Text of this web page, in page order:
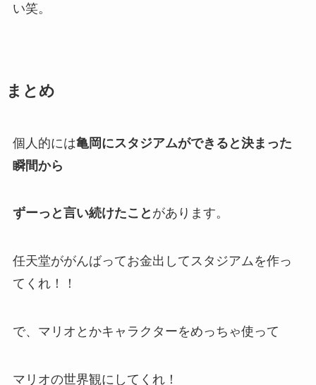
い笑。
まとめ
個人的には亀岡にスタジアムができると決まった
瞬間から
ずーっと言い続けたこと があります。
任天堂ががんばってお金出してスタジアムを作っ
てくれ！！
で、マリオとかキャラクターをめっちゃ使って
マリオの世界観にしてくれ！